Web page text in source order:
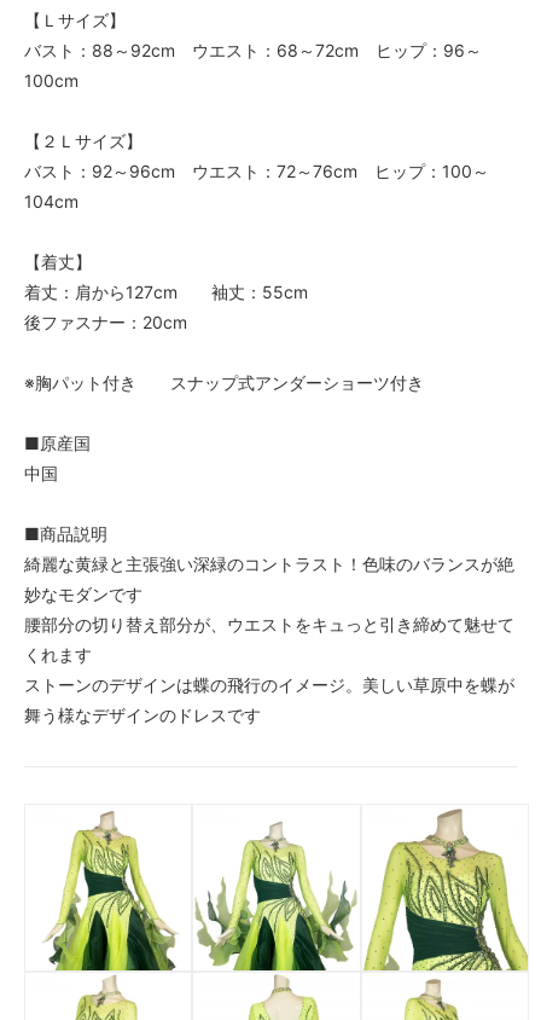
【Ｌサイズ】
バスト：88～92cm ウエスト：68～72cm ヒップ：96～
100cm
【２Ｌサイズ】
バスト：92～96cm ウエスト：72～76cm ヒップ：100～
104cm
【着丈】
着丈：肩から127cm 袖丈：55cm
後ファスナー：20cm
※胸パット付き スナップ式アンダーショーツ付き
■原産国
中国
■商品説明
綺麗な黄緑と主張強い深緑のコントラスト！色味のバランスが絶
妙なモダンです
腰部分の切り替え部分が、ウエストをキュっと引き締めて魅せて
くれます
ストーンのデザインは蝶の飛行のイメージ。美しい草原中を蝶が
舞う様なデザインのドレスです